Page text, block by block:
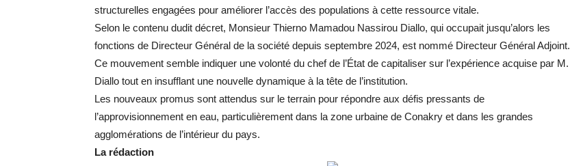
structurelles engagées pour améliorer l’accès des populations à cette ressource vitale.
Selon le contenu dudit décret, Monsieur Thierno Mamadou Nassirou Diallo, qui occupait jusqu’alors les
fonctions de Directeur Général de la société depuis septembre 2024, est nommé Directeur Général Adjoint.
Ce mouvement semble indiquer une volonté du chef de l’État de capitaliser sur l’expérience acquise par M.
Diallo tout en insufflant une nouvelle dynamique à la tête de l’institution.
Les nouveaux promus sont attendus sur le terrain pour répondre aux défis pressants de
l’approvisionnement en eau, particulièrement dans la zone urbaine de Conakry et dans les grandes
agglomérations de l’intérieur du pays.
La rédaction